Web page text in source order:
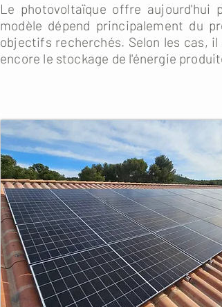
Le photovoltaïque offre
modèle dépend principalement du
objectifs recherchés. Selon les cas,
encore le stockage de l'énergie